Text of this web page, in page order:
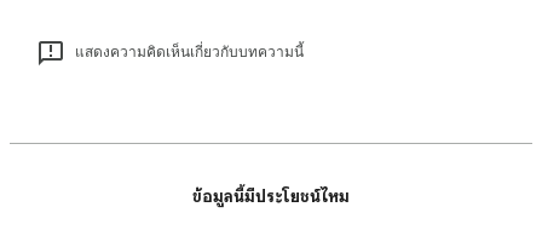
แสดงความคิดเห็นเกี่ยวกับบทความนี้
ข้อมูลนี้มีประโยชน์ไหม